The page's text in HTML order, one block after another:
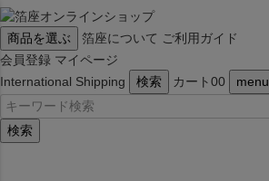
商品を選ぶ 箔座について ご利用ガイド
会員登録 マイページ
International Shipping
検索 カート00 menu
検索